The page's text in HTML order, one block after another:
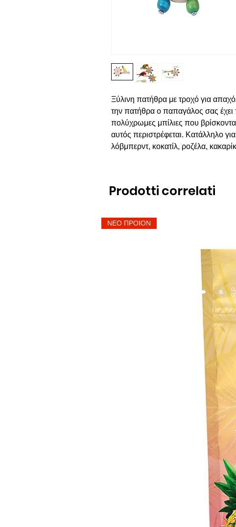
Ξύλινη πατήθρα με τροχό για
την πατήθρα ο παπαγάλος σας έχει
πολύχρωμες μπίλιες που
αυτός περιστρέφεται. Κατάλληλο
λόβμπερντ, κοκατίλ, ροζέλα,
Prodotti correlati
ΝΕΟ ΠΡΟΙΟΝ